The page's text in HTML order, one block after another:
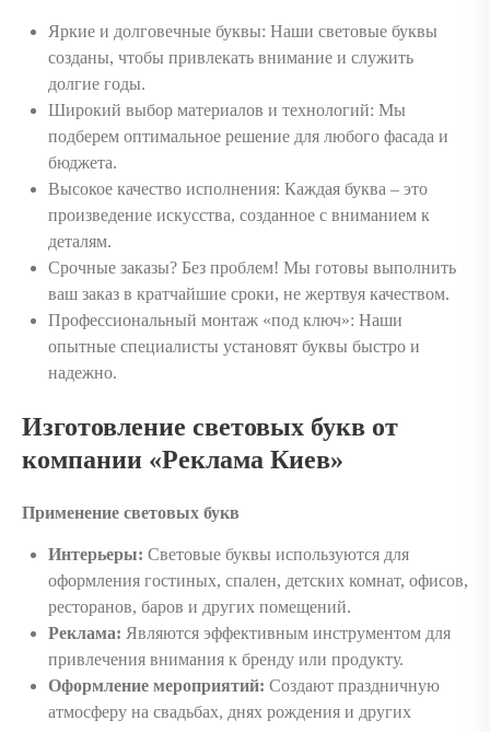
Яркие и долговечные буквы: Наши световые буквы
созданы, чтобы привлекать внимание и служить
долгие годы.
Широкий выбор материалов и технологий: Мы
подберем оптимальное решение для любого фасада и
бюджета.
Высокое качество исполнения: Каждая буква – это
произведение искусства, созданное с вниманием к
деталям.
Срочные заказы? Без проблем! Мы готовы выполнить
ваш заказ в кратчайшие сроки, не жертвуя качеством.
Профессиональный монтаж «под ключ»: Наши
опытные специалисты установят буквы быстро и
надежно.
Изготовление световых букв от
компании «Реклама Киев»
Применение световых букв
Интерьеры: Световые буквы используются для
оформления гостиных, спален, детских комнат, офисов,
ресторанов, баров и других помещений.
Реклама: Являются эффективным инструментом для
привлечения внимания к бренду или продукту.
Оформление мероприятий: Создают праздничную
атмосферу на свадьбах, днях рождения и других